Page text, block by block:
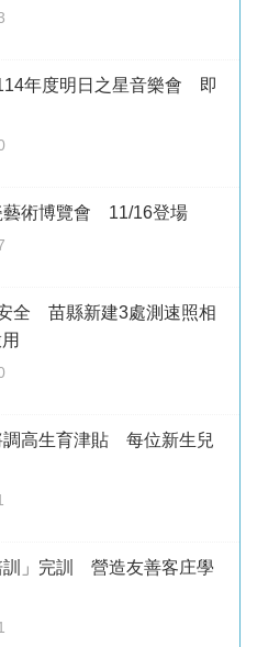
114年度明日之星音樂會 即
藝術博覽會 11/16登場
全 苗縣新建3處測速照相
調高生育津貼 每位新生兒
訓」完訓 營造友善客庄學